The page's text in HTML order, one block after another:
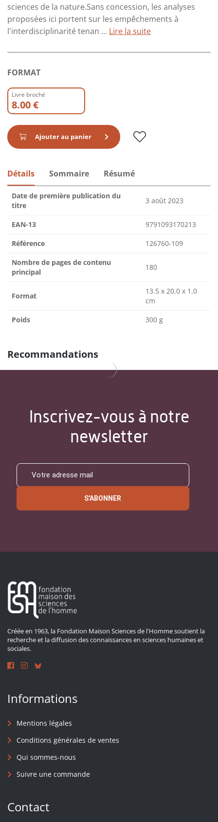
sciences de la nature.Sans concession, les analyses
proposées ici portent sur les empêchements à
l'interdisciplinarité tenan ... Lire la suite
FORMAT
Livre broché
8.00 €
Ajouter au panier
Détails Sommaire Résumé
Date de première publication du
titre
3 août 2023
EAN-13 9791093170213
Référence 126760-109
Nombre de pages de contenu
principal
180
Format
13.5 x 20.0 x 1.0
cm
Poids 300 g
Recommandations
Inscrivez-vous à notre
newsletter
S'ABONNER
Créée en 1963, la Fondation Maison Sciences de l'Homme soutient la
recherche et la diffusion des connaissances en sciences humaines et
sociales.
Informations
Mentions légales
Conditions générales de ventes
Qui sommes-nous
Suivre une commande
Contact